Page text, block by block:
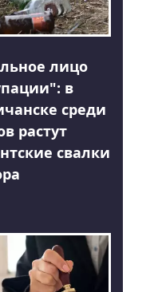
лицо
в
среди
растут
свалки